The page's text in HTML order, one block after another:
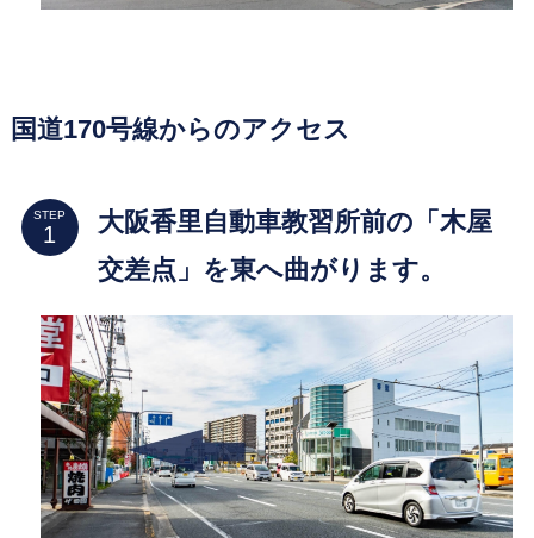
国道170号線からのアクセス
STEP
大阪香里自動車教習所前の「木屋
交差点」を東へ曲がります。